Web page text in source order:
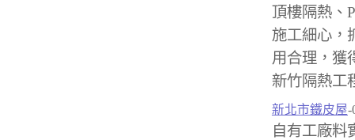
頂樓隔熱
施工細心，
用合理，獲
新竹隔熱工
新北市鐵皮屋-
自有工廠料